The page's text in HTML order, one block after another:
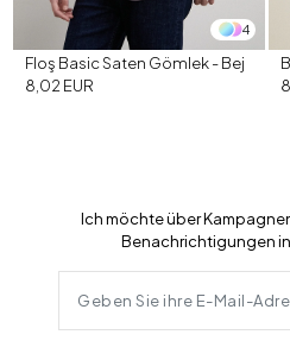
4
Floş Basic Saten Gömlek - Bej
8,02 EUR
Ich möchte über
Benachrichtigungen